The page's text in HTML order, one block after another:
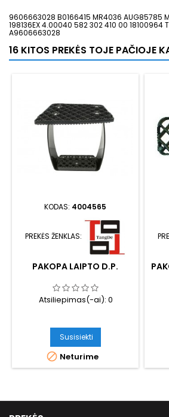
9606663028 B0166415 MR4036 AUG85785
198136EX 4.00040 582 302 410 00 18100964
A9606663028
16 KITOS PREKĖS TOJE PAČIOJE
KODAS: 4004565
PREKĖS ŽENKLAS:
PAKOPA LAIPTO D.P.
Atsiliepimas(-ai): 0
Susisiekti
 Neturime